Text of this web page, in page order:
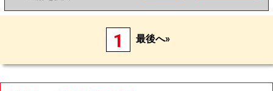
1 最後へ»